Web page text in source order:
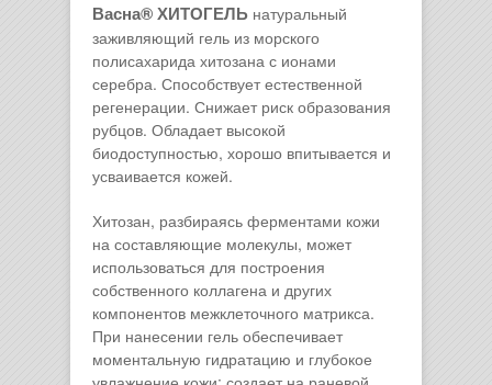
Васна® ХИТОГЕЛЬ натуральный
заживляющий гель из морского
полисахарида хитозана с ионами
серебра. Способствует естественной
регенерации. Снижает риск образования
рубцов. Обладает высокой
биодоступностью, хорошо впитывается и
усваивается кожей.
Хитозан, разбираясь ферментами кожи
на составляющие молекулы, может
использоваться для построения
собственного коллагена и других
компонентов межклеточного матрикса.
При нанесении гель обеспечивает
моментальную гидратацию и глубокое